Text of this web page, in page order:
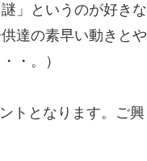
」というのが好きな
達の素早い動きとや
・。）
トとなります。ご興